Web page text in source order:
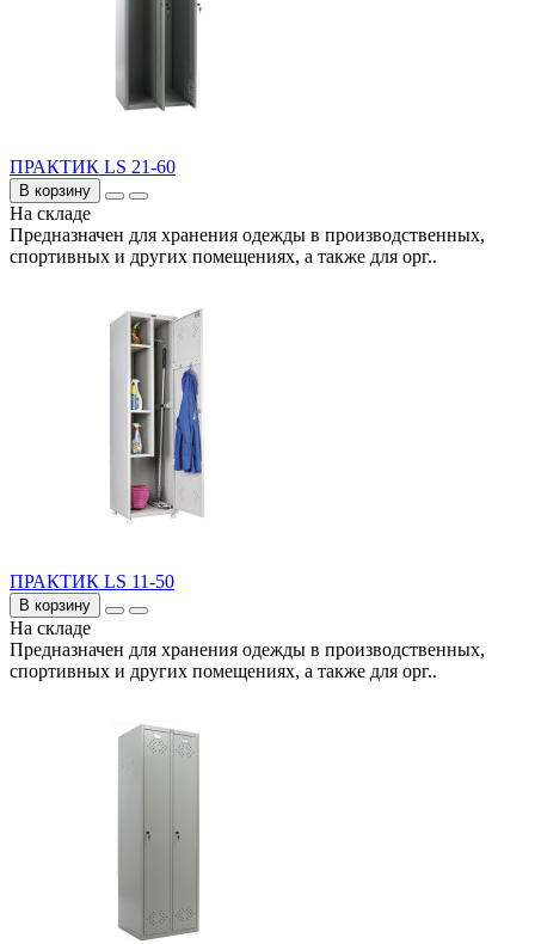
ПРАКТИК LS 21-60
В корзину
На складе
Предназначен для хранения одежды в производственных,
спортивных и других помещениях, а также для орг..
ПРАКТИК LS 11-50
В корзину
На складе
Предназначен для хранения одежды в производственных,
спортивных и других помещениях, а также для орг..